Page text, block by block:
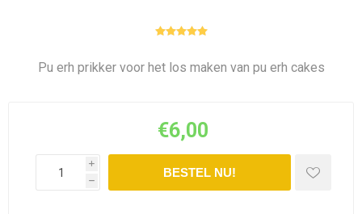
Pu erh prikker voor het los maken van pu erh cakes
€6,00
i
h
BESTEL NU!